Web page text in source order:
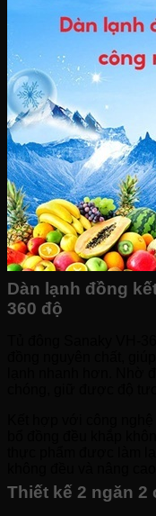
Sinh tố-
Máy
Máy
Máy
Dàn lạnh đồng
360 độ
Thiết kế 2 ngăn 2